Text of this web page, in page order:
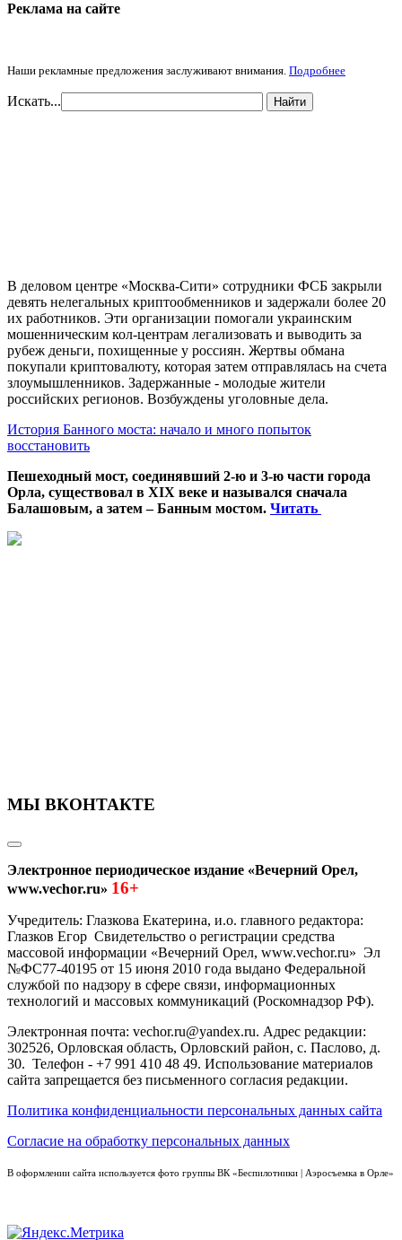
Реклама на cайте
Наши рекламные предложения заслуживают внимания. Подробнее
Искать... Найти
В деловом центре «Москва-Сити» сотрудники ФСБ закрыли
девять нелегальных криптообменников и задержали более 20
их работников. Эти организации помогали украинским
мошенническим кол-центрам легализовать и выводить за
рубеж деньги, похищенные у россиян. Жертвы обмана
покупали криптовалюту, которая затем отправлялась на счета
злоумышленников. Задержанные - молодые жители
российских регионов. Возбуждены уголовные дела.
История Банного моста: начало и много попыток
восстановить
Пешеходный мост, соединявший 2-ю и 3-ю части города
Орла, существовал в XIX веке и назывался сначала
Балашовым, а затем – Банным мостом. Читать
МЫ ВКОНТАКТЕ
Электронное периодическое издание «Вечерний Орел,
www.vechor.ru» 16+
Учредитель: Глазкова Екатерина, и.о. главного редактора:
Глазков Егор Свидетельство о регистрации средства
массовой информации «Вечерний Орел, www.vechor.ru» Эл
№ФС77-40195 от 15 июня 2010 года выдано Федеральной
службой по надзору в сфере связи, информационных
технологий и массовых коммуникаций (Роскомнадзор РФ).
Электронная почта: vechor.ru@yandex.ru. Адрес редакции:
302526, Орловская область, Орловский район, с. Паслово, д.
30. Телефон - +7 991 410 48 49. Использование материалов
сайта запрещается без письменного согласия редакции.
Политика конфиденциальности персональных данных сайта
Согласие на обработку персональных данных
В оформлении сайта используется фото группы ВК «Беспилотники | Аэросъемка в Орле»